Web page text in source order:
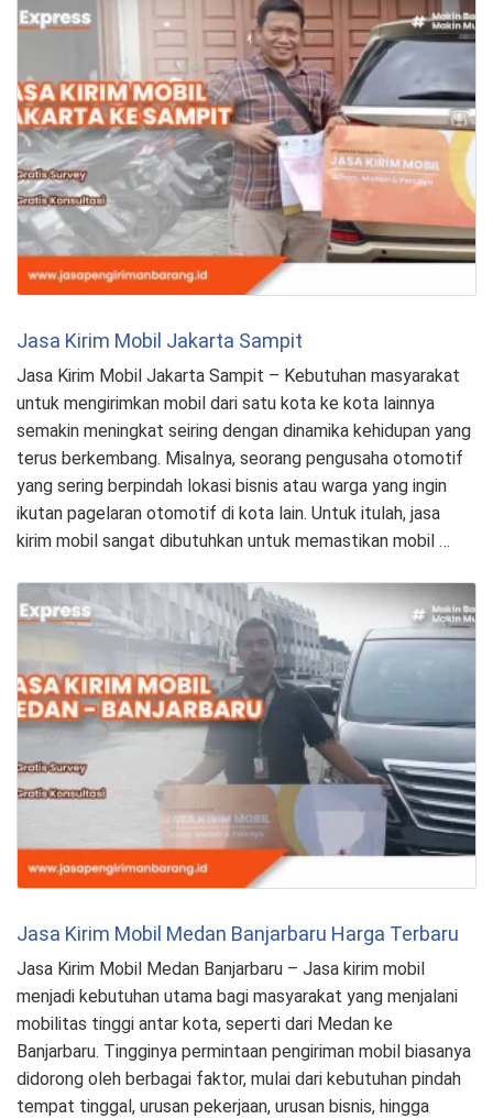
Jasa Kirim Mobil Jakarta Sampit
Jasa Kirim Mobil Jakarta Sampit – Kebutuhan masyarakat
untuk mengirimkan mobil dari satu kota ke kota lainnya
semakin meningkat seiring dengan dinamika kehidupan yang
terus berkembang. Misalnya, seorang pengusaha otomotif
yang sering berpindah lokasi bisnis atau warga yang ingin
ikutan pagelaran otomotif di kota lain. Untuk itulah, jasa
kirim mobil sangat dibutuhkan untuk memastikan mobil …
Jasa Kirim Mobil Medan Banjarbaru Harga Terbaru
Jasa Kirim Mobil Medan Banjarbaru – Jasa kirim mobil
menjadi kebutuhan utama bagi masyarakat yang menjalani
mobilitas tinggi antar kota, seperti dari Medan ke
Banjarbaru. Tingginya permintaan pengiriman mobil biasanya
didorong oleh berbagai faktor, mulai dari kebutuhan pindah
tempat tinggal, urusan pekerjaan, urusan bisnis, hingga